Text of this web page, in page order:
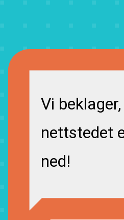
Vi beklager,
nettstedet
ned!